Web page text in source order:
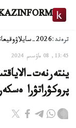
ترەند:2026-سايلاۋ وقيعا
13:45, 08 ماۋسىم 2024
ينتەرنەت-
پروكۋراتۋرا